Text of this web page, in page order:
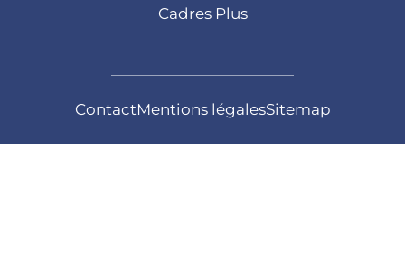
Cadres Plus
ContactMentions légalesSitemap